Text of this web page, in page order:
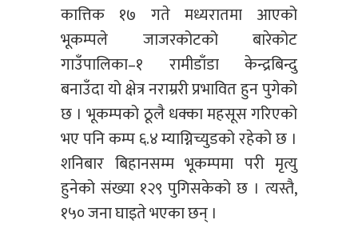
कात्तिक १७ गते मध्यरातमा आएको
भूकम्पले जाजरकोटको बारेकोट
गाउँपालिका–१ रामीडाँडा केन्द्रबिन्दु
बनाउँदा यो क्षेत्र नराम्ररी प्रभावित हुन पुगेको
छ । भूकम्पको ठूलै धक्का महसूस गरिएको
भए पनि कम्प ६.४ म्याग्निच्युडको रहेको छ ।
शनिबार बिहानसम्म भूकम्पमा परी मृत्यु
हुनेको संख्या १२९ पुगिसकेको छ । त्यस्तै,
१५० जना घाइते भएका छन् ।